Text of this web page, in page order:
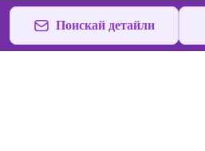
Поискай детайли